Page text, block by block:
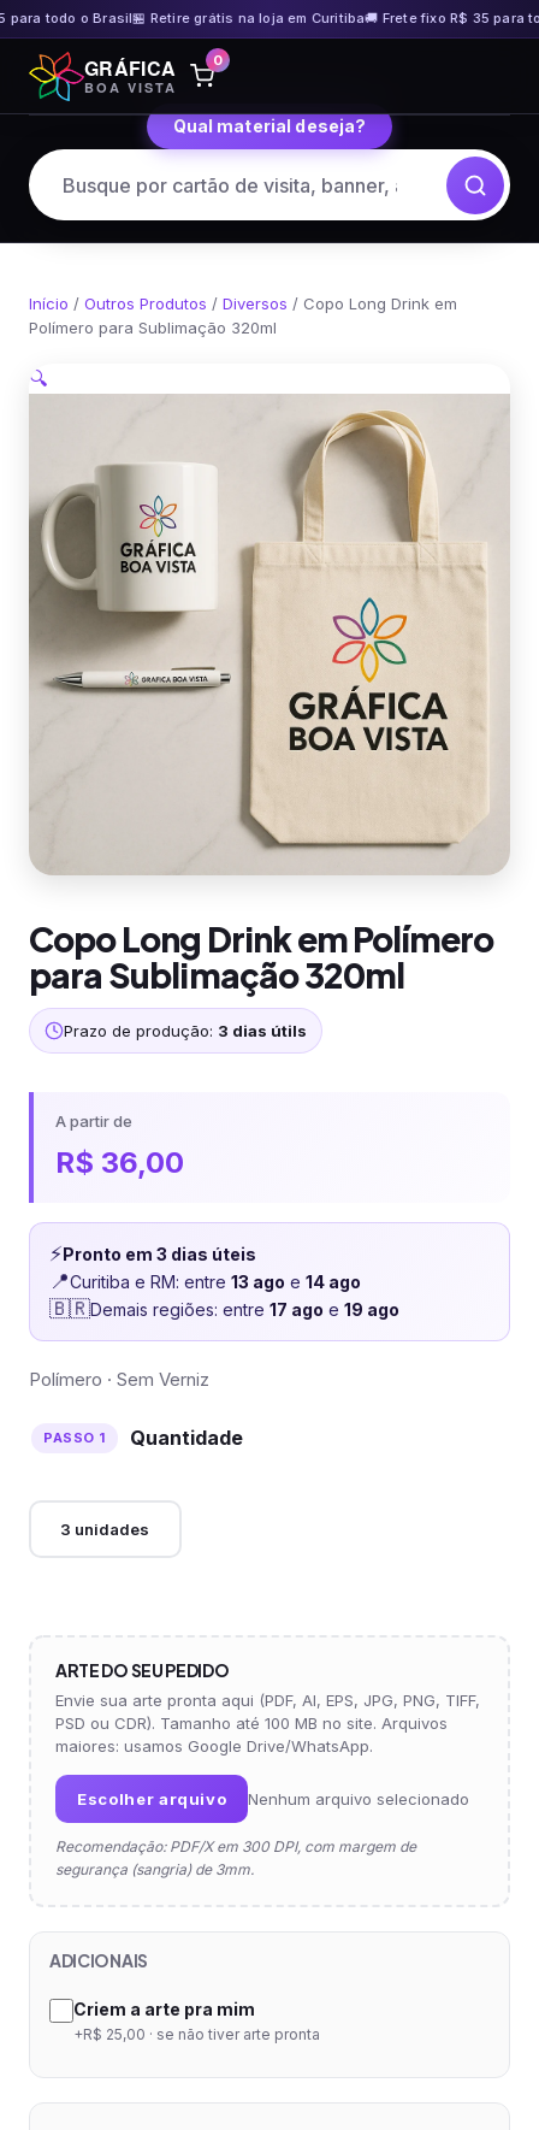
todo o Brasil🏪 Retire grátis na loja em Curitiba🚚 Frete fixo R$ 35 para
Pular
para
o
GRÁFICA
BOA VISTA
0
Qual material deseja?
Início / Outros Produtos / Diversos / Copo Long Drink em
Polímero para Sublimação 320ml
🔍
Copo Long Drink em Polímero
para Sublimação 320ml
Prazo de produção: 3 dias útils
A partir de
R$ 36,00
⚡Pronto em 3 dias úteis
📍Curitiba e RM: entre 13 ago e 14 ago
🇧🇷Demais regiões: entre 17 ago e 19 ago
Polímero · Sem Verniz
Quantidade
3 unidades
ARTE DO SEU PEDIDO
Envie sua arte pronta aqui (PDF, AI, EPS, JPG, PNG, TIFF,
PSD ou CDR). Tamanho até 100 MB no site. Arquivos
maiores: usamos Google Drive/WhatsApp.
Escolher arquivo Nenhum arquivo selecionado
Recomendação: PDF/X em 300 DPI, com margem de
segurança (sangria) de 3mm.
ADICIONAIS
Criem a arte pra mim
+R$ 25,00 · se não tiver arte pronta